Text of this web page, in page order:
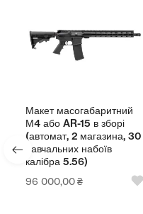
масогабаритний
AR-15 в зборі
2 магазина, 30
набоїв
5.56)
₴